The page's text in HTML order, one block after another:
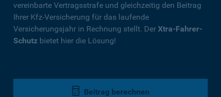
vereinbarte Vertragsstrafe und gleichzeitig den Beitrag
Ihrer Kfz-Versicherung für das laufende
Versicherungsjahr in Rechnung stellt. Der Xtra-Fahrer-
Schutz bietet hier die Lösung!
Beitrag berechnen